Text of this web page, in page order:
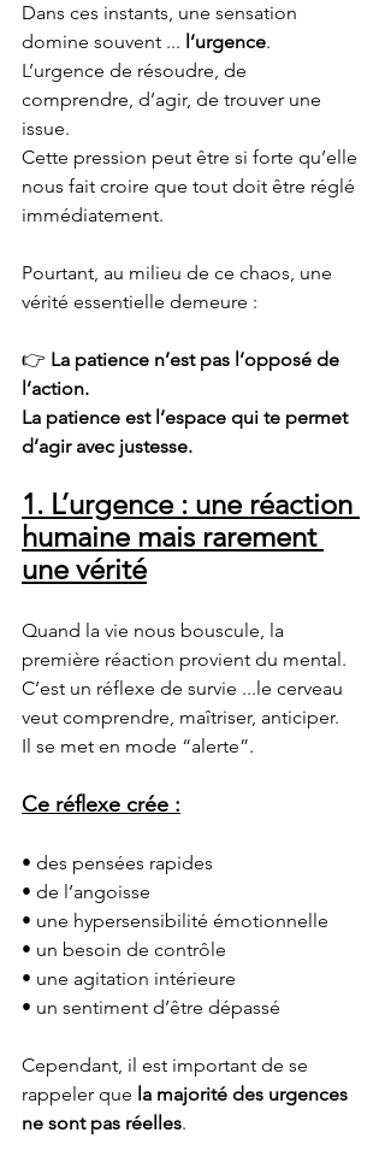
Dans ces instants, une sensation
domine souvent ... l’urgence.
L’urgence de résoudre, de
comprendre, d’agir, de trouver une
issue.
Cette pression peut être si forte qu’elle
nous fait croire que tout doit être réglé
immédiatement.
Pourtant, au milieu de ce chaos, une
vérité essentielle demeure :
👉 La patience n’est pas l’opposé de
l’action.
La patience est l’espace qui te permet
d’agir avec justesse.
1. L’urgence : une réaction
humaine mais rarement
une vérité
Quand la vie nous bouscule, la
première réaction provient du mental.
C’est un réflexe de survie ...le cerveau
veut comprendre, maîtriser, anticiper.
Il se met en mode “alerte”.
Ce réflexe crée :
• des pensées rapides
• de l’angoisse
• une hypersensibilité émotionnelle
• un besoin de contrôle
• une agitation intérieure
• un sentiment d’être dépassé
Cependant, il est important de se
rappeler que la majorité des urgences
ne sont pas réelles.